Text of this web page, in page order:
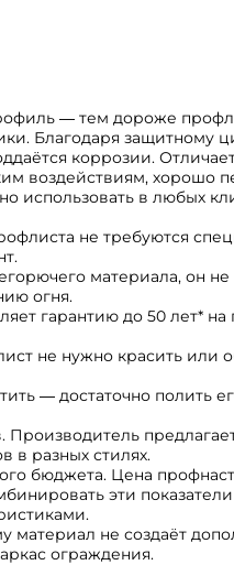
― тем дороже
Благодаря защитному
коррозии.
воздействиям, хорошо
использовать в любых
не требуются
материала, он
огня.
гарантию до 50 лет*
не нужно красить или
― достаточно полить
в разных стилях.
бюджета. Цена
эти
материал не создаёт
ограждения.